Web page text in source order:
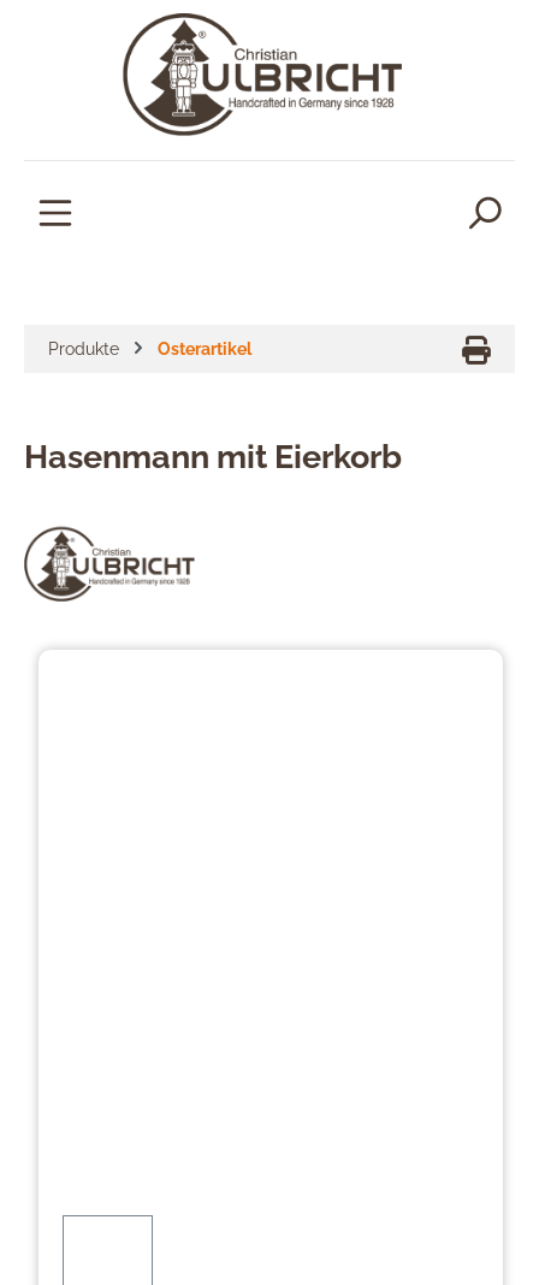
Produkte Osterartikel
Hasenmann mit Eierkorb